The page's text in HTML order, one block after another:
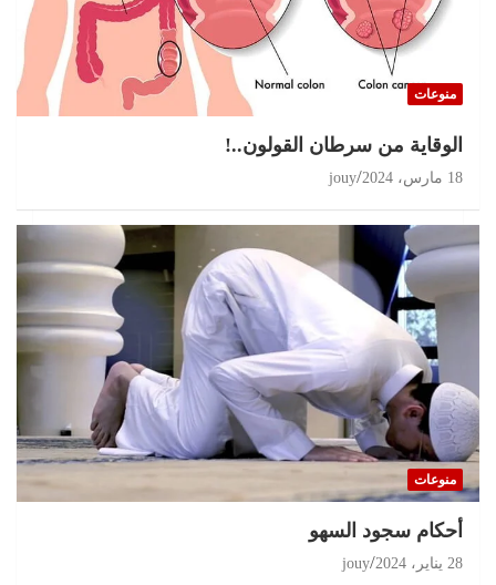
منوعات
الوقاية من سرطان القولون..!
18 مارس، 2024 jouy
منوعات
أحكام سجود السهو
28 يناير، 2024 jouy